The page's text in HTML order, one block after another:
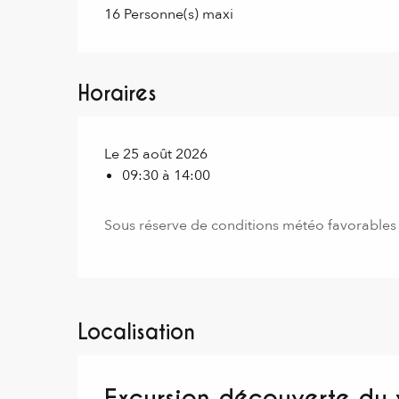
16 Personne(s) maxi
Horaires
Le 25 août 2026
09:30 à 14:00
Sous réserve de conditions météo favorables
Localisation